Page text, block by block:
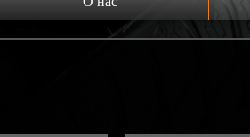
Выкуп шин Б/У